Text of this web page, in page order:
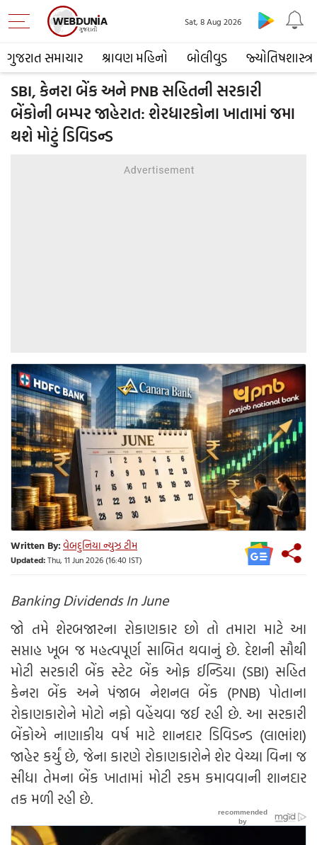
ગુજરાત સમાચાર શ્રાવણ મહિનો બોલીવુડ જ્યોતિષશાસ્ત્ર
Sat, 8 Aug 2026
SBI, કેનરા બેંક અને PNB સહિતની સરકારી
બેંકોની બમ્પર જાહેરાત: શેરધારકોના ખાતામાં જમા
થશે મોટું ડિવિડન્ડ
Written By:વેબદુનિયા ન્યુઝ ટીમ
Updated:Thu, 11 Jun 2026 (16:40 IST)
Banking Dividends In June
જો તમે શેરબજારના રોકાણકાર છો તો તમારા માટે આ
સપ્તાહ ખૂબ જ મહત્વપૂર્ણ સાબિત થવાનું છે. દેશની સૌથી
મોટી સરકારી બેંક સ્ટેટ બેંક ઓફ ઈન્ડિયા (SBI) સહિત
કેનરા બેંક અને પંજાબ નેશનલ બેંક (PNB) પોતાના
રોકાણકારોને મોટો નફો વહેંચવા જઈ રહી છે. આ સરકારી
બેંકોએ નાણાકીય વર્ષ માટે શાનદાર ડિવિડન્ડ (લાભાંશ)
જાહેર કર્યું છે, જેના કારણે રોકાણકારોને શેર વેચ્યા વિના જ
સીધા તેમના બેંક ખાતામાં મોટી રકમ કમાવવાની શાનદાર
તક મળી રહી છે.